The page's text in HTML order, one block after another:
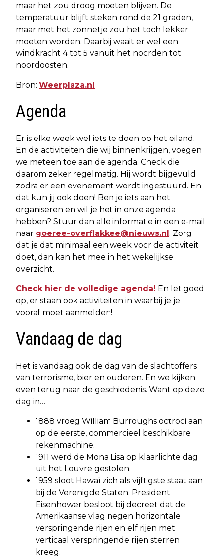
maar het zou droog moeten blijven. De
temperatuur blijft steken rond de 21 graden,
maar met het zonnetje zou het toch lekker
moeten worden. Daarbij waait er wel een
windkracht 4 tot 5 vanuit het noorden tot
noordoosten.
Bron: Weerplaza.nl
Agenda
Er is elke week wel iets te doen op het eiland.
En de activiteiten die wij binnenkrijgen, voegen
we meteen toe aan de agenda. Check die
daarom zeker regelmatig. Hij wordt bijgevuld
zodra er een evenement wordt ingestuurd. En
dat kun jij ook doen! Ben je iets aan het
organiseren en wil je het in onze agenda
hebben? Stuur dan alle informatie in een e-mail
naar goeree-overflakkee@nieuws.nl. Zorg
dat je dat minimaal een week voor de activiteit
doet, dan kan het mee in het wekelijkse
overzicht.
Check hier de volledige agenda! En let goed
op, er staan ook activiteiten in waarbij je je
vooraf moet aanmelden!
Vandaag de dag
Het is vandaag ook de dag van de slachtoffers
van terrorisme, bier en ouderen. En we kijken
even terug naar de geschiedenis. Want op deze
dag in…
1888 vroeg William Burroughs octrooi aan
op de eerste, commercieel beschikbare
rekenmachine.
1911 werd de Mona Lisa op klaarlichte dag
uit het Louvre gestolen.
1959 sloot Hawaï zich als vijftigste staat aan
bij de Verenigde Staten. President
Eisenhower besloot bij decreet dat de
Amerikaanse vlag negen horizontale
verspringende rijen en elf rijen met
verticaal verspringende rijen sterren
kreeg.